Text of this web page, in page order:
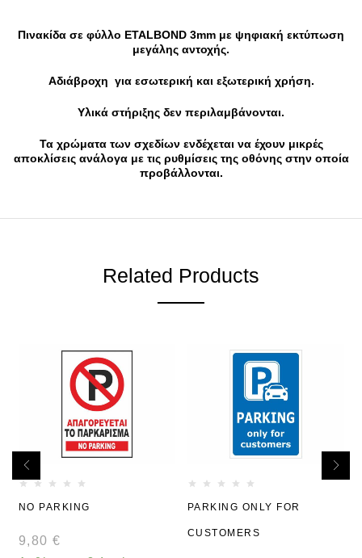
Πινακίδα σε φύλλο ETALBOND 3mm με ψηφιακή εκτύπωση
μεγάλης αντοχής.
Αδιάβροχη για εσωτερική και εξωτερική χρήση.
Υλικά στήριξης δεν περιλαμβάνονται.
Τα χρώματα των σχεδίων ενδέχεται να έχουν μικρές
αποκλίσεις ανάλογα με τις ρυθμίσεις της οθόνης στην οποία
προβάλλονται.
Related Products
NO PARKING
9,80 €
PARKING ONLY FOR
CUSTOMERS